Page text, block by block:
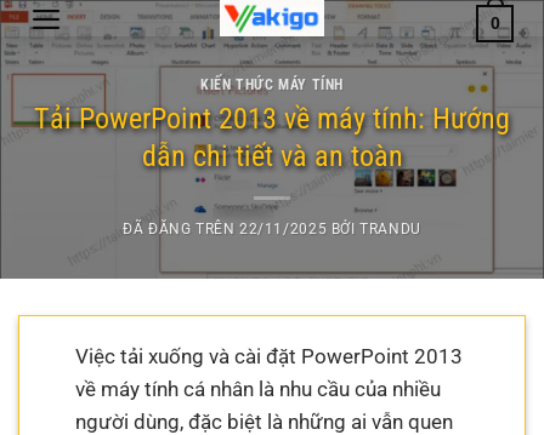
Chuyển
đến
nội
dung
0
KIẾN THỨC MÁY TÍNH
Tải PowerPoint 2013 về máy tính: Hướng
dẫn chi tiết và an toàn
ĐÃ ĐĂNG TRÊN22/11/2025 BỞITRANDU
Việc tải xuống và cài đặt PowerPoint 2013
về máy tính cá nhân là nhu cầu của nhiều
người dùng, đặc biệt là những ai vẫn quen